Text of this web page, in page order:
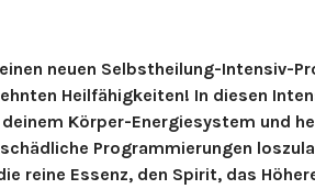
neuen Selbstheilung-Intensiv-
Heilfähigkeiten! In diesen
deinem Körper-Energiesystem und
Programmierungen
reine Essenz, den Spirit, das